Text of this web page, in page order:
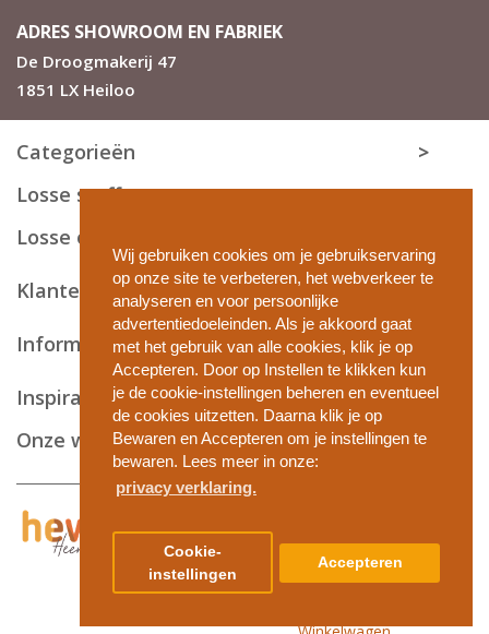
Wij gebruiken cookies om je gebruikservaring
op onze site te verbeteren, het webverkeer te
analyseren en voor persoonlijke
advertentiedoeleinden. Als je akkoord gaat
met het gebruik van alle cookies, klik je op
Accepteren. Door op Instellen te klikken kun
je de cookie-instellingen beheren en eventueel
de cookies uitzetten. Daarna klik je op
Bewaren en Accepteren om je instellingen te
bewaren. Lees meer in onze:
privacy verklaring.
Cookie-
instellingen
Accepteren
ADRES SHOWROOM EN FABRIEK
De Droogmakerij 47
1851 LX Heiloo
Categorieën
Losse stoffen
Losse onderdelen
Klantenservice
Informatie en tips
Inspiratie
Onze webshops
Privacy en cookies
Algemene voorwaarden
Disclaimer